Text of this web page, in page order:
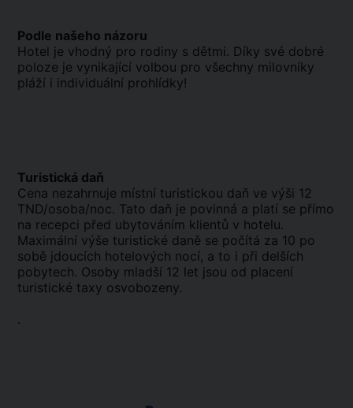
Podle našeho názoru
Hotel je vhodný pro rodiny s dětmi. Díky své dobré
poloze je vynikající volbou pro všechny milovníky
pláží i individuální prohlídky!
Turistická daň
Cena nezahrnuje místní turistickou daň ve výši 12
TND/osoba/noc. Tato daň je povinná a platí se přímo
na recepci před ubytováním klientů v hotelu.
Maximální výše turistické daně se počítá za 10 po
sobě jdoucích hotelových nocí, a to i při delších
pobytech. Osoby mladší 12 let jsou od placení
turistické taxy osvobozeny.
.